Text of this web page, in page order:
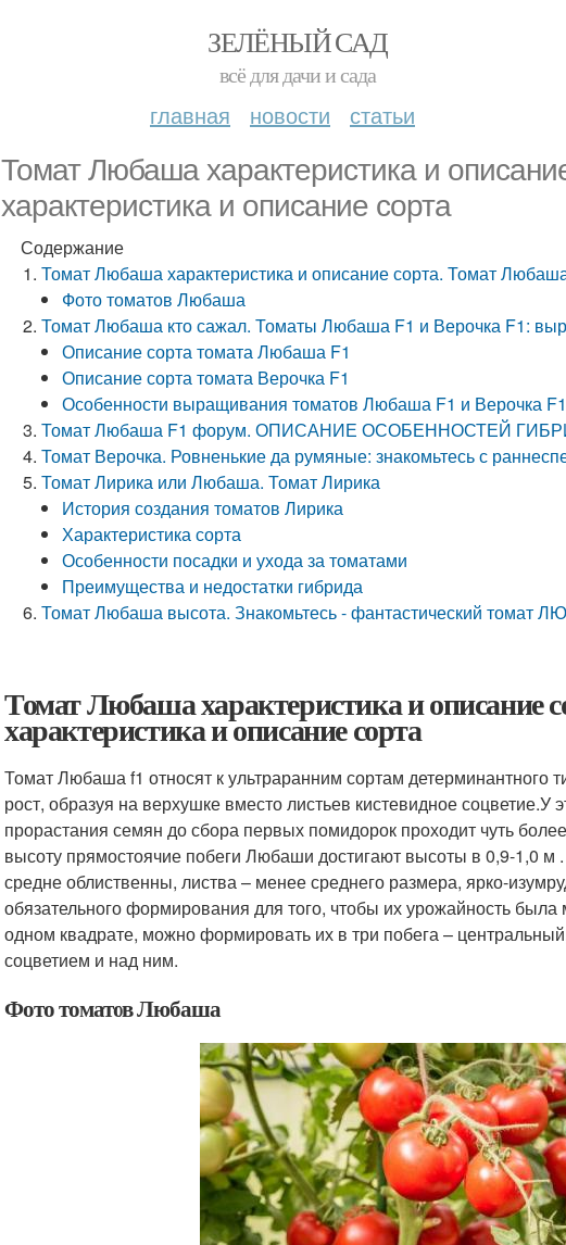
ЗЕЛЁНЫЙ САД
всё для дачи и сада
главная новости статьи
Томат Любаша характеристика и
характеристика и описание сорта
Содержание
Томат Любаша характеристика и описание сорта. Томат
Фото томатов Любаша
Томат Любаша кто сажал. Томаты Любаша F1 и Верочка F1:
Описание сорта томата Любаша F1
Описание сорта томата Верочка F1
Особенности выращивания томатов Любаша F1 и Верочка F1
Томат Любаша F1 форум. ОПИСАНИЕ ОСОБЕННОСТЕЙ
Томат Верочка. Ровненькие да румяные: знакомьтесь с
Томат Лирика или Любаша. Томат Лирика
История создания томатов Лирика
Характеристика сорта
Особенности посадки и ухода за томатами
Преимущества и недостатки гибрида
Томат Любаша высота. Знакомьтесь - фантастический томат
Томат Любаша характеристика и описание
характеристика и описание сорта
Томат Любаша f1 относят к ультраранним сортам детерминантного
рост, образуя на верхушке вместо листьев кистевидное соцветие.У
прорастания семян до сбора первых помидорок проходит чуть
высоту прямостоячие побеги Любаши достигают высоты в 0,9-1,0
средне облиственны, листва – менее среднего размера, ярко-
обязательного формирования для того, чтобы их урожайность
одном квадрате, можно формировать их в три побега –
соцветием и над ним.
Фото томатов Любаша